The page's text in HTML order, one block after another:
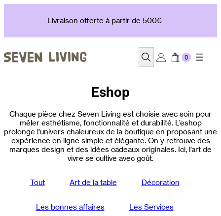
Livraison offerte à partir de 500€
Recherche
Eshop
Chaque pièce chez Seven Living est choisie avec soin pour
mêler esthétisme, fonctionnalité et durabilité. L’eshop
prolonge l’univers chaleureux de la boutique en proposant une
expérience en ligne simple et élégante. On y retrouve des
marques design et des idées cadeaux originales. Ici, l’art de
vivre se cultive avec goût.
Tout Art de la table Décoration
Les bonnes affaires Les Services